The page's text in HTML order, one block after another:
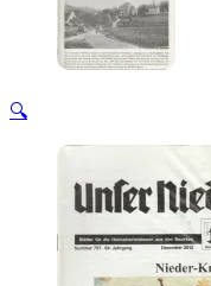
🔍